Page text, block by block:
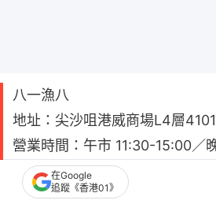
八一漁八
地址：尖沙咀港威商場L4層4101
營業時間：午市 11:30-15:00／
人均收費：＄201至400
在Google
追蹤《香港01》